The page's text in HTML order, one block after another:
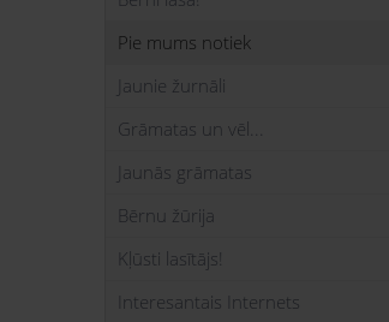
Pie mums notiek
Jaunie žurnāli
Grāmatas un vēl...
Jaunās grāmatas
Bērnu žūrija
Kļūsti lasītājs!
Interesantais Internets